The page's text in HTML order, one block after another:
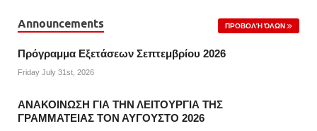
Announcements ΠΡΟΒΟΛΉ ΌΛΩΝ
Πρόγραμμα Εξετάσεων Σεπτεμβρίου 2026
Friday July 31st, 2026
ΑΝΑΚΟΙΝΩΣΗ ΓΙΑ ΤΗΝ ΛΕΙΤΟΥΡΓΙΑ ΤΗΣ
ΓΡΑΜΜΑΤΕΙΑΣ ΤΟΝ ΑΥΓΟΥΣΤΟ 2026